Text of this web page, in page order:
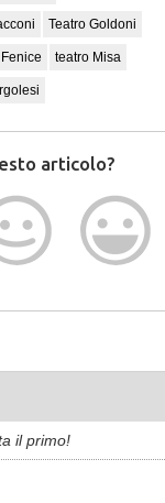
Teatro Goldoni
teatro Misa
articolo?
il primo!